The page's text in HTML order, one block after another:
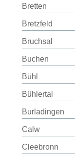
Bretten
Bretzfeld
Bruchsal
Buchen
Bühl
Bühlertal
Burladingen
Calw
Cleebronn